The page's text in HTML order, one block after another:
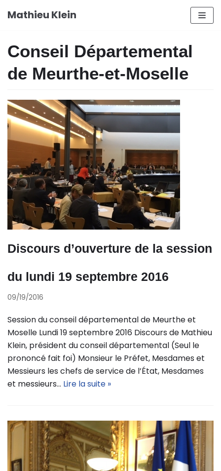
Aller
Mathieu Klein
Conseil Départemental
de Meurthe-et-Moselle
Discours d’ouverture de la session
du lundi 19 septembre 2016
09/19/2016
Session du conseil départemental de Meurthe et
Moselle Lundi 19 septembre 2016 Discours de Mathieu
Klein, président du conseil départemental (Seul le
prononcé fait foi) Monsieur le Préfet, Mesdames et
Messieurs les chefs de service de l’État, Mesdames
et messieurs… Lire la suite »